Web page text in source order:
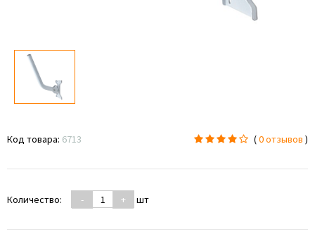
Код товара: 6713 (0 отзывов )
Количество: - + шт